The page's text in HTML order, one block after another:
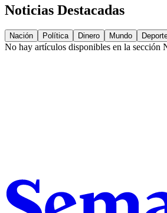
Noticias Destacadas
Nación Política Dinero Mundo
No hay artículos disponibles en la sección